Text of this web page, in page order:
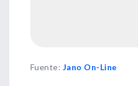
Fuente: Jano On-Line